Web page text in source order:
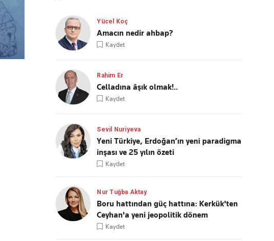
Yücel Koç
Amacın nedir ahbap?
Kaydet
Rahim Er
Celladına âşık olmak!..
Kaydet
Sevil Nuriyeva
Yeni Türkiye, Erdoğan’ın yeni paradigma
inşası ve 25 yılın özeti
Kaydet
Nur Tuğba Aktay
Boru hattından güç hattına: Kerkük'ten
Ceyhan'a yeni jeopolitik dönem
Kaydet